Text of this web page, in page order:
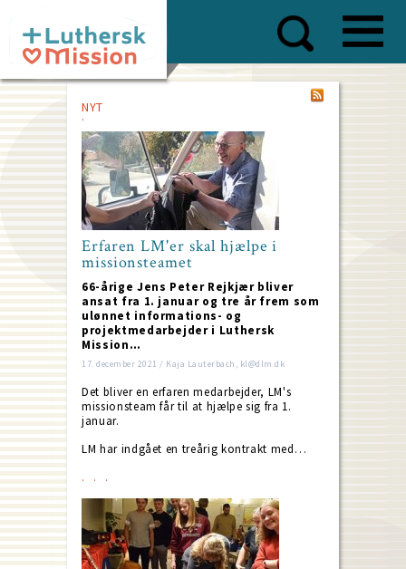
main
content
NYT
Erfaren LM'er skal hjælpe i
missionsteamet
66-årige Jens Peter Rejkjær bliver
ansat fra 1. januar og tre år frem som
ulønnet informations- og
projektmedarbejder i Luthersk
Mission…
17. december 2021 / Kaja Lauterbach, kl@dlm.dk
Det bliver en erfaren medarbejder, LM's
missionsteam får til at hjælpe sig fra 1.
januar.
LM har indgået en treårig kontrakt med…